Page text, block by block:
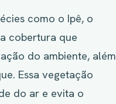
como o Ipê, o
cobertura que
do ambiente, além
Essa vegetação
do ar e evita o